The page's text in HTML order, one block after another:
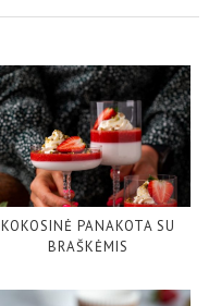
KOKOSINĖ PANAKOTA SU
BRAŠKĖMIS